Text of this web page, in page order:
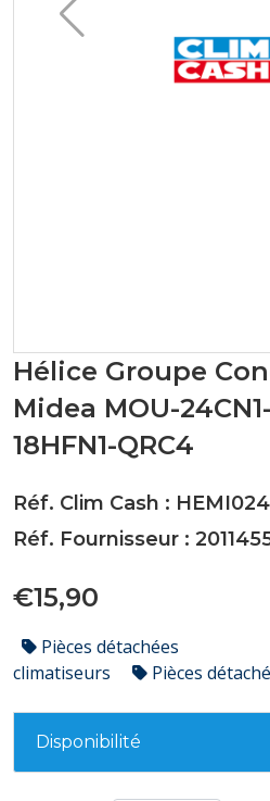
Hélice Groupe
Midea MOU-
18HFN1-QRC4
Réf. Clim Cash :
Réf. Fournisseur :
€15,90
Pièces détachées
climatiseurs
Pièces
Disponibilité